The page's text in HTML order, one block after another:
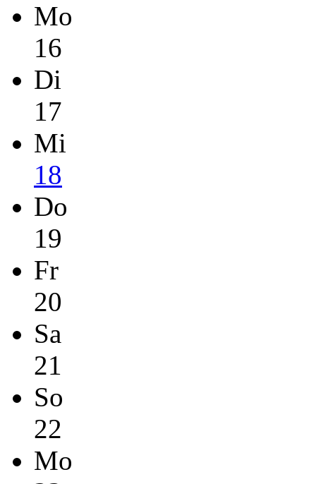
Mo
16
Di
17
Mi
18
Do
19
Fr
20
Sa
21
So
22
Mo